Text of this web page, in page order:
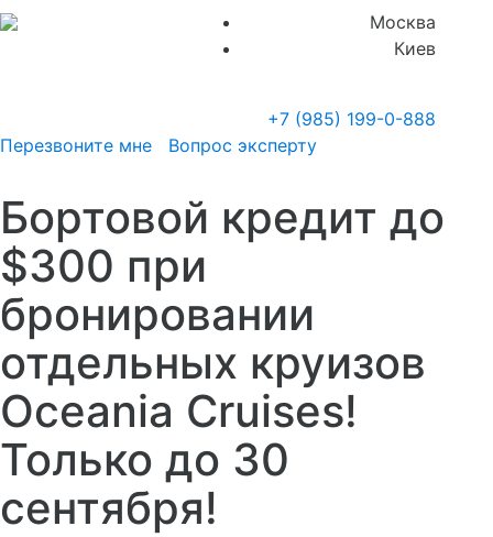
Москва
Киев
+7 (985) 199-0-888
Перезвоните мне
Вопрос эксперту
Бортовой кредит до
$300 при
бронировании
отдельных круизов
Oceania Cruises!
Только до 30
сентября!